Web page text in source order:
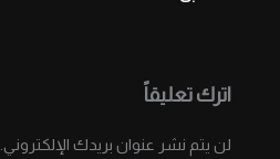
اترك تعليقاً
لن يتم نشر عنوان بريدك الإلكتروني.